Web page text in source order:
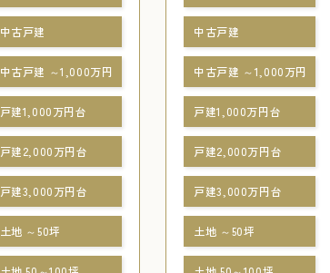
中古戸建
中古戸建 ～1,000万円
戸建1,000万円台
戸建2,000万円台
戸建3,000万円台
土地 ～50坪
中古戸建
中古戸建 ～1,000万円
戸建1,000万円台
戸建2,000万円台
戸建3,000万円台
土地 ～50坪